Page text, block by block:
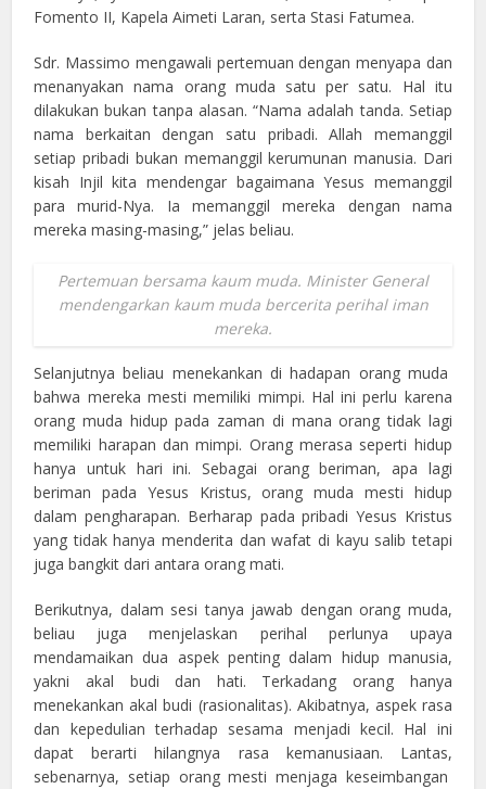
Fomento II, Kapela Aimeti Laran, serta Stasi Fatumea.
Sdr. Massimo mengawali pertemuan dengan menyapa dan
menanyakan nama orang muda satu per satu. Hal itu
dilakukan bukan tanpa alasan. “Nama adalah tanda. Setiap
nama berkaitan dengan satu pribadi. Allah memanggil
setiap pribadi bukan memanggil kerumunan manusia. Dari
kisah Injil kita mendengar bagaimana Yesus memanggil
para murid-Nya. Ia memanggil mereka dengan nama
mereka masing-masing,” jelas beliau.
Pertemuan bersama kaum muda. Minister General
mendengarkan kaum muda bercerita perihal iman
mereka.
Selanjutnya beliau menekankan di hadapan orang muda
bahwa mereka mesti memiliki mimpi. Hal ini perlu karena
orang muda hidup pada zaman di mana orang tidak lagi
memiliki harapan dan mimpi. Orang merasa seperti hidup
hanya untuk hari ini. Sebagai orang beriman, apa lagi
beriman pada Yesus Kristus, orang muda mesti hidup
dalam pengharapan. Berharap pada pribadi Yesus Kristus
yang tidak hanya menderita dan wafat di kayu salib tetapi
juga bangkit dari antara orang mati.
Berikutnya, dalam sesi tanya jawab dengan orang muda,
beliau juga menjelaskan perihal perlunya upaya
mendamaikan dua aspek penting dalam hidup manusia,
yakni akal budi dan hati. Terkadang orang hanya
menekankan akal budi (rasionalitas). Akibatnya, aspek rasa
dan kepedulian terhadap sesama menjadi kecil. Hal ini
dapat berarti hilangnya rasa kemanusiaan. Lantas,
sebenarnya, setiap orang mesti menjaga keseimbangan